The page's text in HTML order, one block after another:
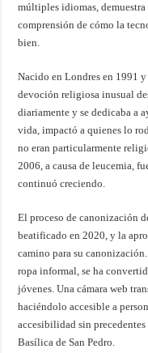
múltiples idiomas,
comprensión de cómo la
bien.
Nacido en Londres en 1991
devoción religiosa inusual
diariamente y se dedicaba a
vida, impactó a quienes lo
no eran particularmente
2006, a causa de leucemia,
continuó creciendo.
El proceso de canonización
beatificado en 2020, y la
camino para su
ropa informal, se ha
jóvenes. Una cámara web
haciéndolo accesible a
accesibilidad sin
Basílica de San Pedro.